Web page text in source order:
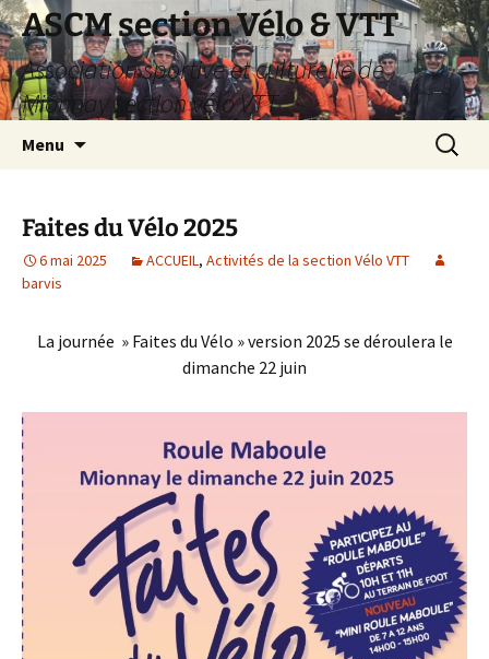
Aller
au
contenu
ASCM section Vélo & VTT
Association sportive et culturelle de
Mionnay section vélo VTT
Menu
Faites du Vélo 2025
6 mai 2025 ACCUEIL, Activités de la section Vélo VTT
barvis
La journée » Faites du Vélo » version 2025 se déroulera le
dimanche 22 juin